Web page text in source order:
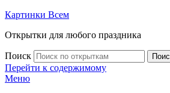
Картинки Всем
Открытки для любого праздника
Поиск
Перейти к содержимому
Меню